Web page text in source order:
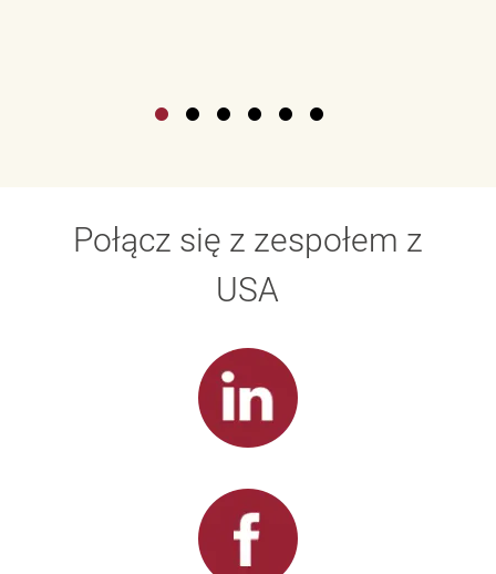
Połącz się z zespołem z
USA